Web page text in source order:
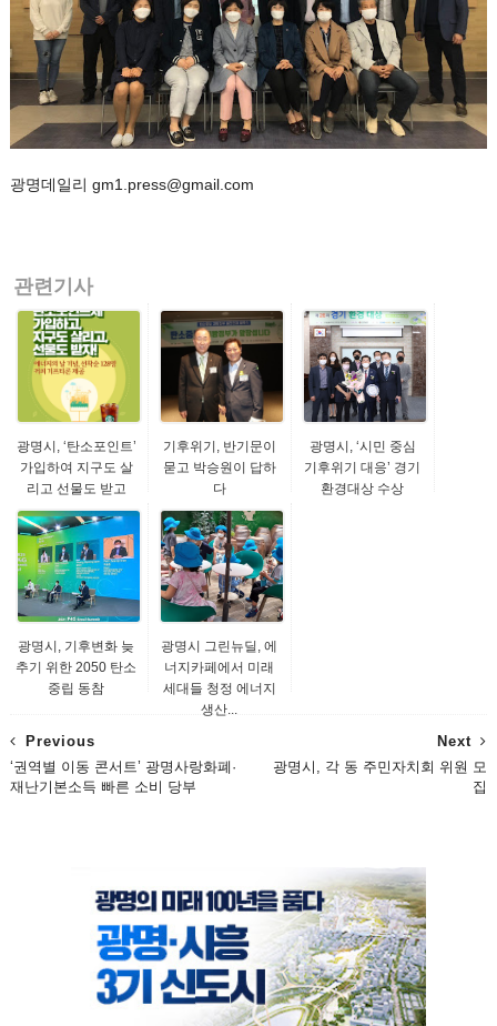
광명데일리 gm1.press@gmail.com
관련기사
광명시, ‘탄소포인트’
가입하여 지구도 살
리고 선물도 받고
기후위기, 반기문이
묻고 박승원이 답하
다
광명시, ‘시민 중심
기후위기 대응’ 경기
환경대상 수상
광명시, 기후변화 늦
추기 위한 2050 탄소
중립 동참
광명시 그린뉴딜, 에
너지카페에서 미래
세대들 청정 에너지
생산...
Next
광명시, 각 동 주민자치회 위원 모
집
Previous
‘권역별 이동 콘서트’ 광명사랑화폐·
재난기본소득 빠른 소비 당부